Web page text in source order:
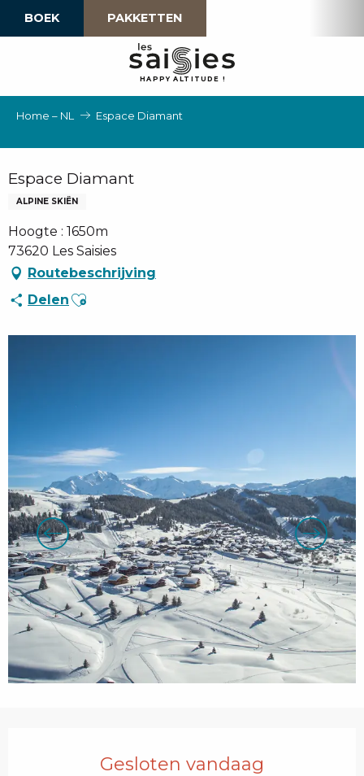
BOEK PAKKETTEN
HAPPY ALTI TU D E !
Home – NL Espace Diamant
Espace Diamant
ALPINE SKIËN
Hoogte : 1650m
73620 Les Saisies
Routebeschrijving
Delen Ajouter aux favoris
Gesloten vandaag